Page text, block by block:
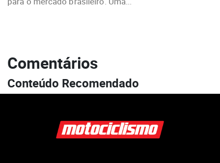
Comentários
Conteúdo Recomendado